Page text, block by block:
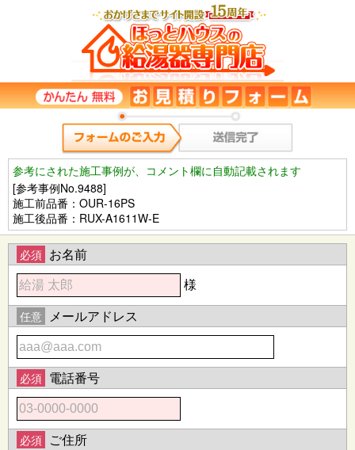
参考にされた施工事例が、コメント欄に自動記載されます
[参考事例No.9488]
施工前品番：OUR-16PS
施工後品番：RUX-A1611W-E
必須 お名前
様
任意 メールアドレス
必須 電話番号
必須 ご住所